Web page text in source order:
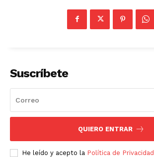
Suscríbete
QUIERO ENTRAR
He leído y acepto la Política de Privacidad